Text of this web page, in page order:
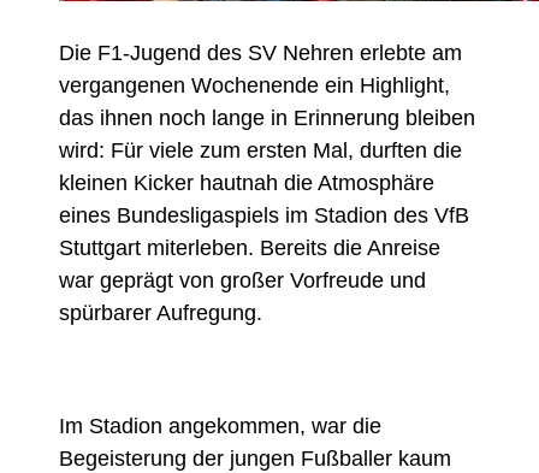
Die F1-Jugend des SV Nehren erlebte am
vergangenen Wochenende ein Highlight,
das ihnen noch lange in Erinnerung bleiben
wird: Für viele zum ersten Mal, durften die
kleinen Kicker hautnah die Atmosphäre
eines Bundesligaspiels im Stadion des VfB
Stuttgart miterleben. Bereits die Anreise
war geprägt von großer Vorfreude und
spürbarer Aufregung.
Im Stadion angekommen, war die
Begeisterung der jungen Fußballer kaum